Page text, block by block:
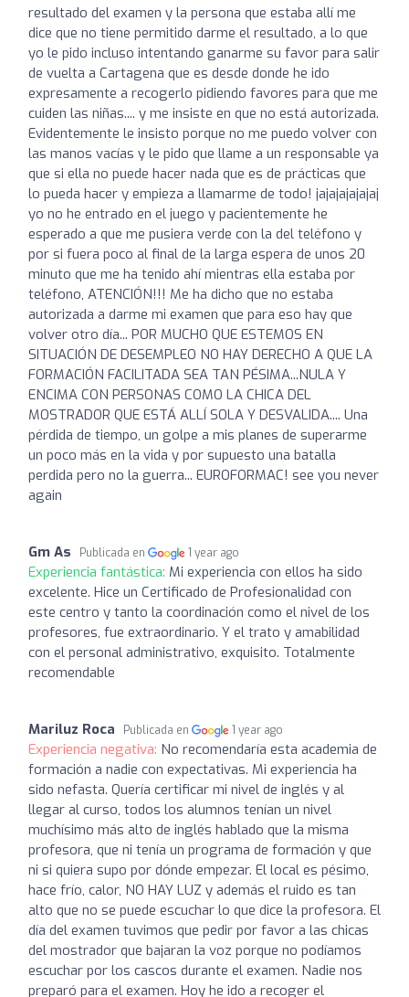
resultado del examen y la persona que estaba allí me
dice que no tiene permitido darme el resultado, a lo que
yo le pido incluso intentando ganarme su favor para salir
de vuelta a Cartagena que es desde donde he ido
expresamente a recogerlo pidiendo favores para que me
cuiden las niñas.... y me insiste en que no está autorizada.
Evidentemente le insisto porque no me puedo volver con
las manos vacías y le pido que llame a un responsable ya
que si ella no puede hacer nada que es de prácticas que
lo pueda hacer y empieza a llamarme de todo! jajajajajajaj
yo no he entrado en el juego y pacientemente he
esperado a que me pusiera verde con la del teléfono y
por si fuera poco al final de la larga espera de unos 20
minuto que me ha tenido ahí mientras ella estaba por
teléfono, ATENCIÓN!!! Me ha dicho que no estaba
autorizada a darme mi examen que para eso hay que
volver otro día... POR MUCHO QUE ESTEMOS EN
SITUACIÓN DE DESEMPLEO NO HAY DERECHO A QUE LA
FORMACIÓN FACILITADA SEA TAN PÉSIMA...NULA Y
ENCIMA CON PERSONAS COMO LA CHICA DEL
MOSTRADOR QUE ESTÁ ALLÍ SOLA Y DESVALIDA.... Una
pérdida de tiempo, un golpe a mis planes de superarme
un poco más en la vida y por supuesto una batalla
perdida pero no la guerra... EUROFORMAC! see you never
again
Gm As Publicada en 1 year ago
Experiencia fantástica: Mi experiencia con ellos ha sido
excelente. Hice un Certificado de Profesionalidad con
este centro y tanto la coordinación como el nivel de los
profesores, fue extraordinario. Y el trato y amabilidad
con el personal administrativo, exquisito. Totalmente
recomendable
Mariluz Roca Publicada en 1 year ago
Experiencia negativa: No recomendaría esta academia de
formación a nadie con expectativas. Mi experiencia ha
sido nefasta. Quería certificar mi nivel de inglés y al
llegar al curso, todos los alumnos tenían un nivel
muchísimo más alto de inglés hablado que la misma
profesora, que ni tenía un programa de formación y que
ni si quiera supo por dónde empezar. El local es pésimo,
hace frío, calor, NO HAY LUZ y además el ruido es tan
alto que no se puede escuchar lo que dice la profesora. El
día del examen tuvimos que pedir por favor a las chicas
del mostrador que bajaran la voz porque no podíamos
escuchar por los cascos durante el examen. Nadie nos
preparó para el examen. Hoy he ido a recoger el